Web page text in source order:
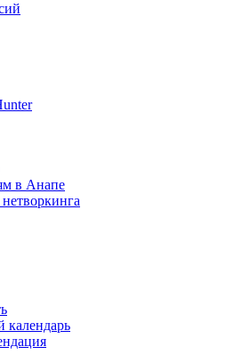
в Анапе
календарь